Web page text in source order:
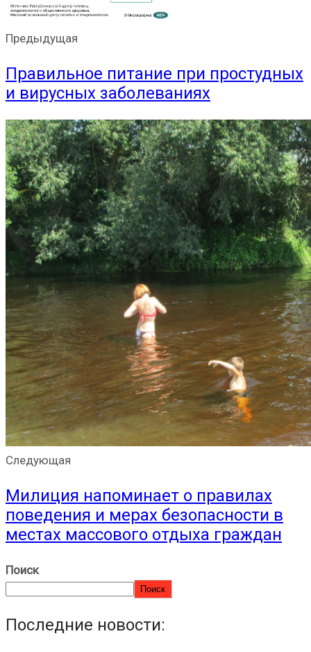
Предыдущая
Правильное питание при простудных
и вирусных заболеваниях
Следующая
Милиция напоминает о правилах
поведения и мерах безопасности в
местах массового отдыха граждан
Поиск
Поиск
Последние новости: